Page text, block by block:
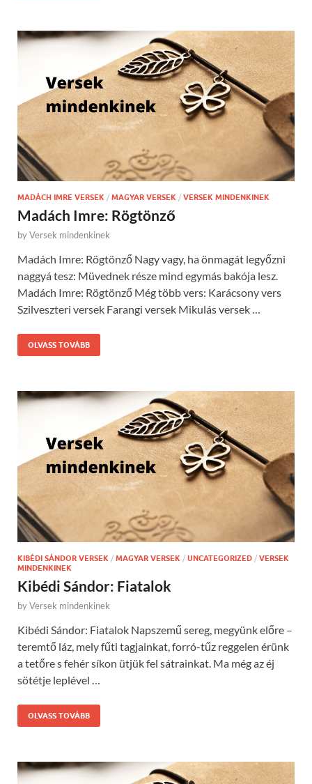
MADÁCH IMRE VERSEK / MAGYAR VERSEK / VERSEK MINDENKINEK
Madách Imre: Rögtönző
byVersek mindenkinek
Madách Imre: Rögtönző Nagy vagy, ha önmagát legyőzni
naggyá tesz: Müvednek része mind egymás bakója lesz.
Madách Imre: Rögtönző Még több vers: Karácsony vers
Szilveszteri versek Farangi versek Mikulás versek …
OLVASS TOVÁBB
KIBÉDI SÁNDOR VERSEK / MAGYAR VERSEK / UNCATEGORIZED / VERSEK
MINDENKINEK
Kibédi Sándor: Fiatalok
byVersek mindenkinek
Kibédi Sándor: Fiatalok Napszemű sereg, megyünk előre –
teremtő láz, mely fűti tagjainkat, forró-tűz reggelen érünk
a tetőre s fehér síkon ütjük fel sátrainkat. Ma még az éj
sötétje leplével …
OLVASS TOVÁBB